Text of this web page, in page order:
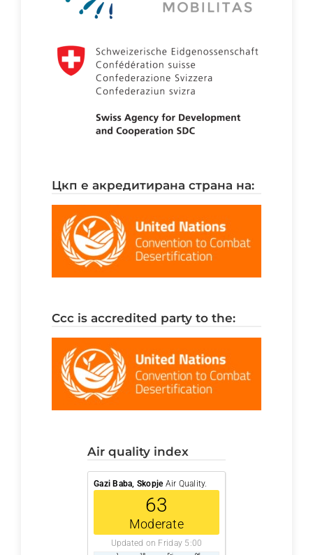
цкп е акредитирана страна на:
ccc is accredited party to the:
air quality index
Gazi Baba, SkopjeAir Quality.
63
Moderate
Updated on Friday 5:00